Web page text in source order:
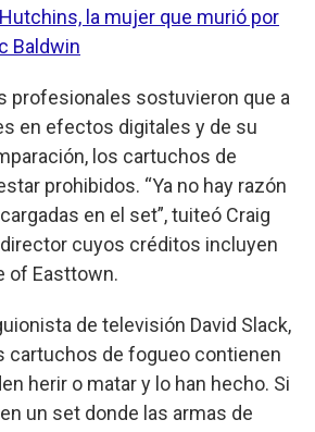
la mujer que murió por
Baldwin
profesionales sostuvieron que a
en efectos digitales y de su
los cartuchos de
prohibidos. “Ya no hay razón
en el set”, tuiteó Craig
cuyos créditos incluyen
of Easttown.
de televisión David Slack,
cartuchos de fogueo contienen
herir o matar y lo han hecho. Si
un set donde las armas de